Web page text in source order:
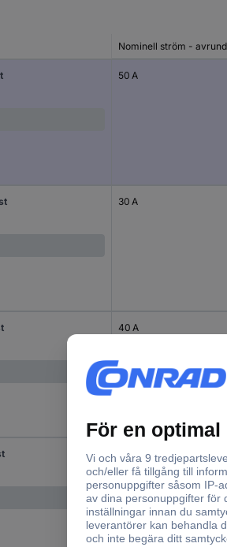
Nominell ström -
50 A
30 A
40 A
60 A